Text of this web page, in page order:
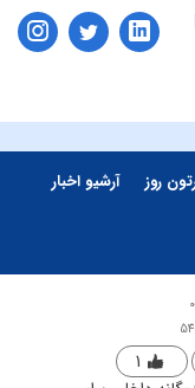
روز آرشیو اخبار
۱